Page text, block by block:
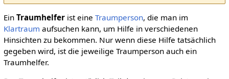
Ein Traumhelferist eine Traumperson, die man im
Klartraum aufsuchen kann, um Hilfe in verschiedenen
Hinsichten zu bekommen. Nur wenn diese Hilfe tatsächlich
gegeben wird, ist die jeweilige Traumperson auch ein
Traumhelfer.